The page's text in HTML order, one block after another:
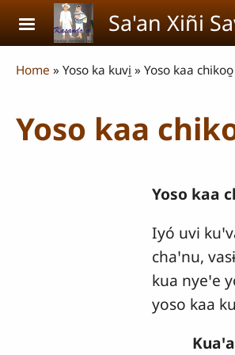
Skip to main contentSa'an Xiñi
Breadcrumb
Home Yoso ka kuvi̱ Yoso kaa
Yoso kaa
Yoso kaa
Iyó uvi
chaꞌnu,
kua nyeꞌe
yoso kaa